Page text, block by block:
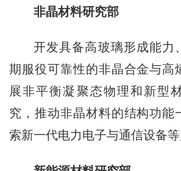
非晶材料研究部
开发具备高玻璃形成能力
期服役可靠性的非晶合金与高
展非平衡凝聚态物理和新型
究，推动非晶材料的结构功能
索新一代电力电子与通信设备等